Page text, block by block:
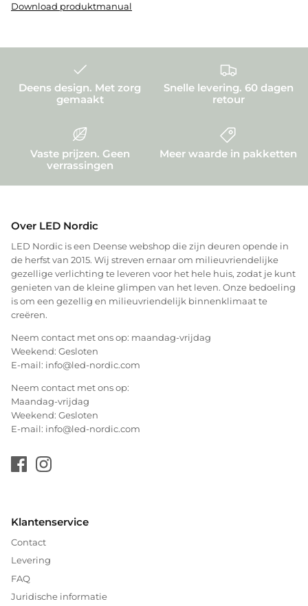
Download produktmanual
Deens design. Met zorg
gemaakt
Snelle levering. 60 dagen
retour
Vaste prijzen. Geen
verrassingen
Meer waarde in pakketten
Over LED Nordic
LED Nordic is een Deense webshop die zijn deuren opende in
de herfst van 2015. Wij streven ernaar om milieuvriendelijke
gezellige verlichting te leveren voor het hele huis, zodat je kunt
genieten van de kleine glimpen van het leven. Onze bedoeling
is om een gezellig en milieuvriendelijk binnenklimaat te
creëren.
Neem contact met ons op: maandag-vrijdag
Weekend: Gesloten
E-mail: info@led-nordic.com
Neem contact met ons op:
Maandag-vrijdag
Weekend: Gesloten
E-mail: info@led-nordic.com
Klantenservice
Contact
Levering
FAQ
Juridische informatie